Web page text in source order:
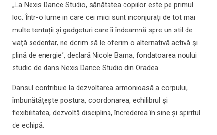
„La Nexis Dance Studio, sănătatea copiilor este pe primul
loc. Într-o lume în care cei mici sunt înconjurați de tot mai
multe tentații și gadgeturi care îi îndeamnă spre un stil de
viață sedentar, ne dorim să le oferim o alternativă activă și
plină de energie”, declară Nicole Barna, fondatoarea noului
studio de dans Nexis Dance Studio din Oradea.
Dansul contribuie la dezvoltarea armonioasă a corpului,
îmbunătățește postura, coordonarea, echilibrul și
flexibilitatea, dezvoltă disciplina, încrederea în sine și spiritul
de echipă.